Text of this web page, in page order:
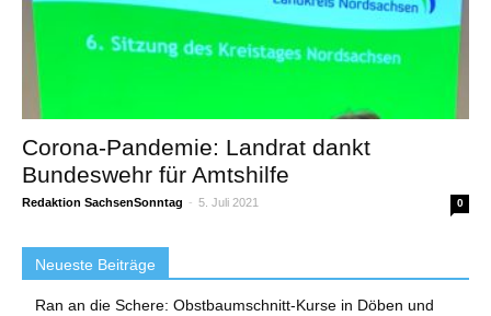
Corona-Pandemie: Landrat dankt
Bundeswehr für Amtshilfe
Redaktion SachsenSonntag - 5. Juli 2021 0
Neueste Beiträge
Ran an die Schere: Obstbaumschnitt-Kurse in Döben und